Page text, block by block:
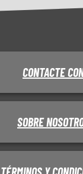
CONTACTE
SOBRE